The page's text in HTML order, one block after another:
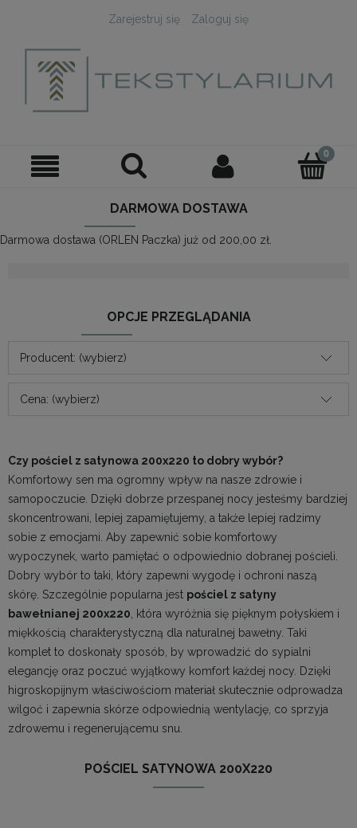
Zarejestruj się Zaloguj się
DARMOWA DOSTAWA
Darmowa dostawa (ORLEN Paczka) już od 200,00 zł.
OPCJE PRZEGLĄDANIA
Producent: (wybierz)
Cena: (wybierz)
Czy pościel z satynowa 200x220 to dobry wybór?
Komfortowy sen ma ogromny wpływ na nasze zdrowie i
samopoczucie. Dzięki dobrze przespanej nocy jesteśmy bardziej
skoncentrowani, lepiej zapamiętujemy, a także lepiej radzimy
sobie z emocjami. Aby zapewnić sobie komfortowy
wypoczynek, warto pamiętać o odpowiednio dobranej pościeli.
Dobry wybór to taki, który zapewni wygodę i ochroni naszą
skórę. Szczególnie popularna jest pościel z satyny
bawełnianej 200x220 , która wyróżnia się pięknym połyskiem i
miękkością charakterystyczną dla naturalnej bawełny. Taki
komplet to doskonały sposób, by wprowadzić do sypialni
elegancję oraz poczuć wyjątkowy komfort każdej nocy. Dzięki
higroskopijnym właściwościom materiał skutecznie odprowadza
wilgoć i zapewnia skórze odpowiednią wentylację, co sprzyja
zdrowemu i regenerującemu snu.
POŚCIEL SATYNOWA 200X220